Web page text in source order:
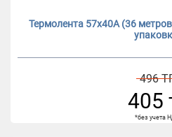
Термолента 57х40А (36
496
405
*без учета